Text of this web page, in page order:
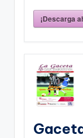
¡Descarga